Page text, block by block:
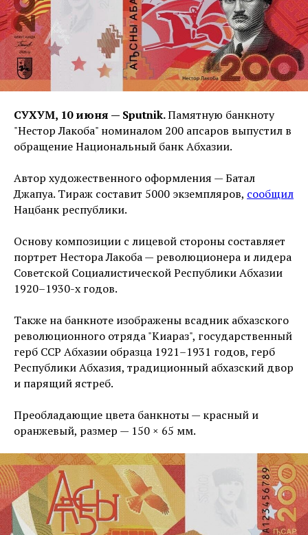
СУХУМ, 10 июня — Sputnik.Памятную банкноту
"Нестор Лакоба" номиналом 200 апсаров выпустил в
обращение Национальный банк Абхазии.
Автор художественного оформления — Батал
Джапуа. Тираж составит 5000 экземпляров, сообщил
Нацбанк республики.
Основу композиции с лицевой стороны составляет
портрет Нестора Лакоба — революционера и лидера
Советской Социалистической Республики Абхазии
1920–1930-х годов.
Также на банкноте изображены всадник абхазского
революционного отряда "Киараз", государственный
герб ССР Абхазии образца 1921–1931 годов, герб
Республики Абхазия, традиционный абхазский двор
и парящий ястреб.
Преобладающие цвета банкноты — красный и
оранжевый, размер — 150 × 65 мм.